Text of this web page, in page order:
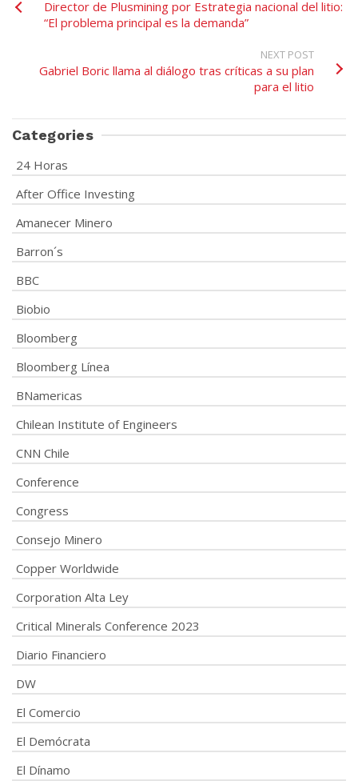
Director de Plusmining por Estrategia nacional del litio:
“El problema principal es la demanda”
NEXT POST
Gabriel Boric llama al diálogo tras críticas a su plan
para el litio
Categories
24 Horas
After Office Investing
Amanecer Minero
Barron´s
BBC
Biobio
Bloomberg
Bloomberg Línea
BNamericas
Chilean Institute of Engineers
CNN Chile
Conference
Congress
Consejo Minero
Copper Worldwide
Corporation Alta Ley
Critical Minerals Conference 2023
Diario Financiero
DW
El Comercio
El Demócrata
El Dínamo